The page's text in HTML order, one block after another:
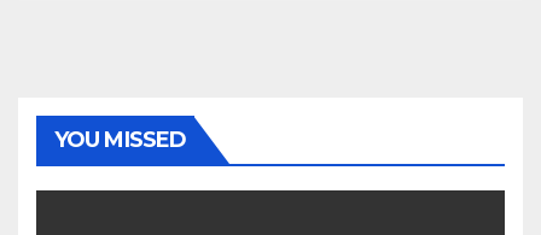
YOU MISSED